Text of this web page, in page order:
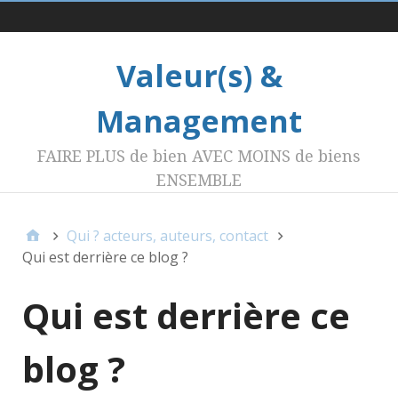
Menu 1
Valeur(s) &
Management
FAIRE PLUS de bien AVEC MOINS de biens
ENSEMBLE
Qui ? acteurs, auteurs, contact
Qui est derrière ce blog ?
Qui est derrière ce
blog ?